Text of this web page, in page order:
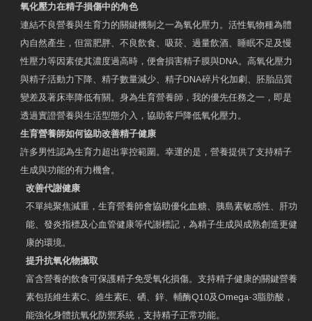
氧化壓力在精子損傷中的角色
連結不良營養與生育力的關鍵機制之一為氧化壓力。活性氧物種為體
內自然產生，但當肥胖、不良飲食、吸菸、過量飲酒、睡眠不足及慢
性壓力等因素使其濃度過高時，便會損害精子膜與DNA。高氧化壓力
與精子活動力下降、精子數量減少、精子DNA碎片化加劇、胚胎品質
變差及著床率降低有關。身為生育營養師，我的優先任務之一，即是
透過實證營養與生活型態介入，協助客戶降低氧化壓力。
生育營養師如何協助改善精子健康
許多男性認為生育力超出掌控範圍。幸運的是，營養提供了支持精子
生成與功能的有力機會。
改善代謝健康
不單純聚焦減重，生育營養師會協助優化血糖、胰島素敏感性、肝功
能、發炎指標及心血管健康等代謝標記，為精子生成與成熟創造更健
康的環境。
提升抗氧化物攝取
富含營養的飲食可保護精子免受氧化損傷。支持精子健康的關鍵營養
素包括維生素C、維生素E、硒、鋅、輔酶Q10及Omega-3脂肪酸，
能強化身體抗氧化防禦系統，支持精子正常功能。